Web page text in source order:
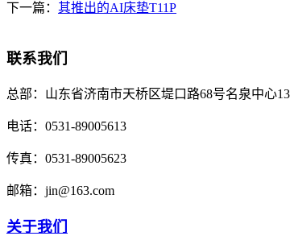
下一篇： 其推出的AI床垫T11P
联系我们
总部： 山东省济南市天桥区堤口路68号名泉中心
电话： 0531-89005613
传真： 0531-89005623
邮箱： jin@163.com
关于我们